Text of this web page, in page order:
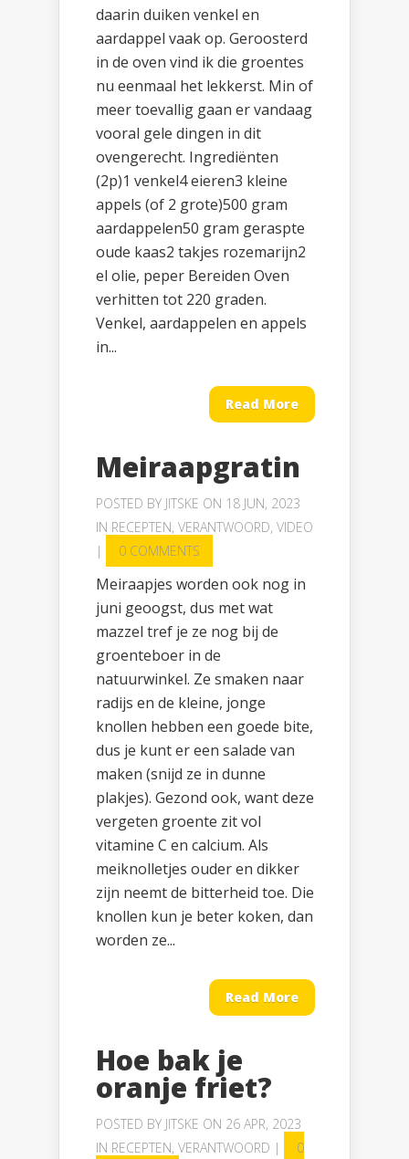
daarin duiken venkel en
aardappel vaak op. Geroosterd
in de oven vind ik die groentes
nu eenmaal het lekkerst. Min of
meer toevallig gaan er vandaag
vooral gele dingen in dit
ovengerecht. Ingrediënten
(2p)1 venkel4 eieren3 kleine
appels (of 2 grote)500 gram
aardappelen50 gram geraspte
oude kaas2 takjes rozemarijn2
el olie, peper Bereiden Oven
verhitten tot 220 graden.
Venkel, aardappelen en appels
in...
Read More
Meiraapgratin
POSTED BY JITSKE ON 18 JUN, 2023
IN RECEPTEN, VERANTWOORD, VIDEO
|
0 COMMENTS
Meiraapjes worden ook nog in
juni geoogst, dus met wat
mazzel tref je ze nog bij de
groenteboer in de
natuurwinkel. Ze smaken naar
radijs en de kleine, jonge
knollen hebben een goede bite,
dus je kunt er een salade van
maken (snijd ze in dunne
plakjes). Gezond ook, want deze
vergeten groente zit vol
vitamine C en calcium. Als
meiknolletjes ouder en dikker
zijn neemt de bitterheid toe. Die
knollen kun je beter koken, dan
worden ze...
Read More
Hoe bak je
oranje friet?
POSTED BY JITSKE ON 26 APR, 2023
IN RECEPTEN, VERANTWOORD |
0